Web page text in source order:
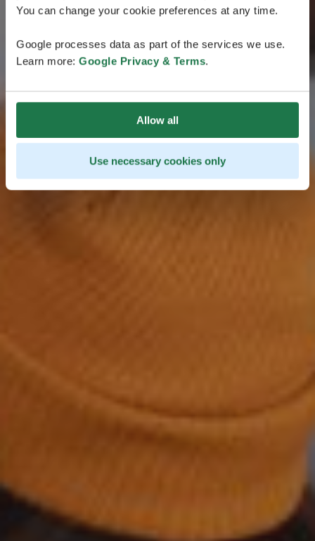
You can change your cookie preferences at any time.
Google processes data as part of the services we use.
Learn more: Google Privacy & Terms.
Allow all
Use necessary cookies only
Découvrez notre éventail de circuits, offrant une
Finlande, élaborés par des spécialistes.